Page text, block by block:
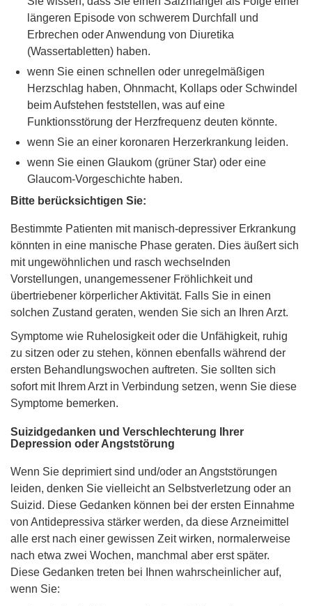
längeren Episode von schwerem Durchfall und
Erbrechen oder Anwendung von Diuretika
(Wassertabletten) haben.
wenn Sie einen schnellen oder unregelmäßigen
Herzschlag haben, Ohnmacht, Kollaps oder Schwindel
beim Aufstehen feststellen, was auf eine
Funktionsstörung der Herzfrequenz deuten könnte.
wenn Sie an einer koronaren Herzerkrankung leiden.
wenn Sie einen Glaukom (grüner Star) oder eine
Glaucom-Vorgeschichte haben.
Bitte berücksichtigen Sie:
Bestimmte Patienten mit manisch-depressiver Erkrankung
könnten in eine manische Phase geraten. Dies äußert sich
mit ungewöhnlichen und rasch wechselnden
Vorstellungen, unangemessener Fröhlichkeit und
übertriebener körperlicher Aktivität. Falls Sie in einen
solchen Zustand geraten, wenden Sie sich an Ihren Arzt.
Symptome wie Ruhelosigkeit oder die Unfähigkeit, ruhig
zu sitzen oder zu stehen, können ebenfalls während der
ersten Behandlungswochen auftreten. Sie sollten sich
sofort mit Ihrem Arzt in Verbindung setzen, wenn Sie diese
Symptome bemerken.
Suizidgedanken und Verschlechterung Ihrer
Depression oder Angststörung
Wenn Sie deprimiert sind und/oder an Angststörungen
leiden, denken Sie vielleicht an Selbstverletzung oder an
Suizid. Diese Gedanken können bei der ersten Einnahme
von Antidepressiva stärker werden, da diese Arzneimittel
alle erst nach einer gewissen Zeit wirken, normalerweise
nach etwa zwei Wochen, manchmal aber erst später.
Diese Gedanken treten bei Ihnen wahrscheinlicher auf,
wenn Sie: